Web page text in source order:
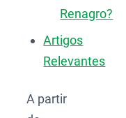
Renagro?
Artigos
Relevantes
A partir